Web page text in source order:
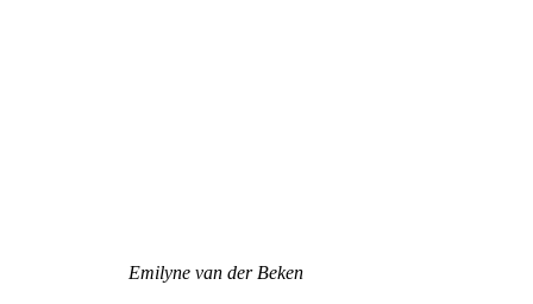
Emilyne van der Beken